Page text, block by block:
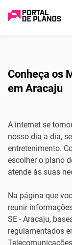
Conheça os
em Aracaju
A internet se
nosso dia a dia,
entretenimento.
escolher o plano
atende às suas
Na página que
reunir
SE - Aracaju,
regulamentados